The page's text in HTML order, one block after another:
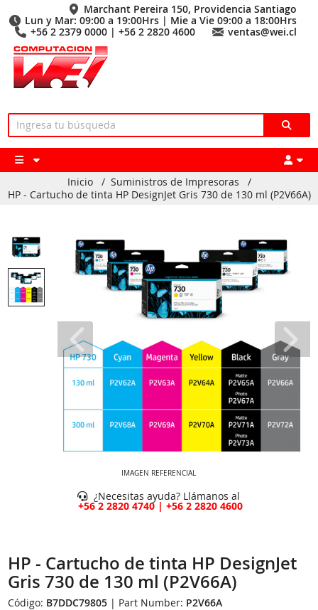
Marchant Pereira 150, Providencia Santiago
Lun y Mar: 09:00 a 19:00Hrs | Mie a Vie 09:00 a 18:00Hrs
+56 2 2379 0000 | +56 2 2820 4600
ventas@wei.cl
Inicio / Suministros de Impresoras
/
HP - Cartucho de tinta HP DesignJet Gris 730 de 130 ml (P2V66A)
IMAGEN REFERENCIAL
¿Necesitas ayuda? Llámanos al
+56 2 2820 4740 | +56 2 2820 4600
HP - Cartucho de tinta HP DesignJet
Gris 730 de 130 ml (P2V66A)
Código: B7DDC79805 | Part Number: P2V66A